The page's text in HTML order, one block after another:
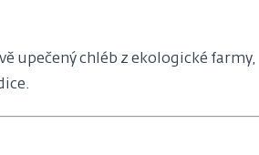
upečený chléb z ekologické farmy,